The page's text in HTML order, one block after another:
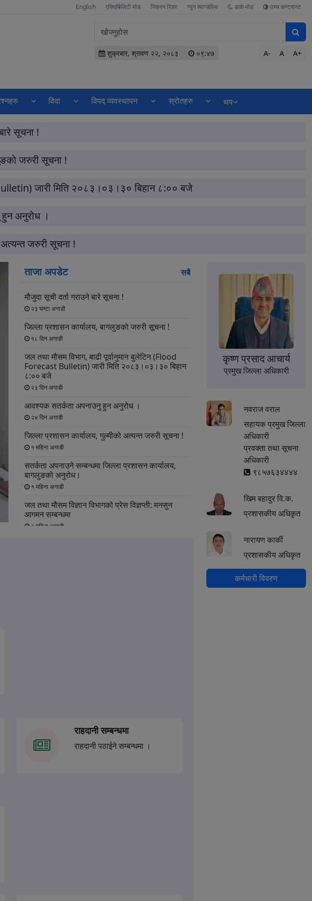
English एसिएबिलिटी मोड स्क्रिन रिडर न्यून व्यान्डविथ डार्क मोड उच्च कन्ट्रास्ट
वेबसाइटमा
सामग्री
खोज्नुहोस
शुक्रबार, श्रावण २२, २०८३ ०९:४७ A- A A+
विदा विपद् व्यवस्थापन स्रोतहरु थप
सूचना !
जरुरी सूचना !
जारी मिति २०८३।०३।३० बिहान ८:०० बजे
अनुरोध ।
अत्यन्त जरुरी सूचना !
ताजा अपडेट सबै
मौजुदा सूची दर्ता गराउने बारे सूचना !
२३ घण्टा अगाडी
जिल्ला प्रशासन कार्यालय, बागलुङको जरुरी सूचना !
१८ दिन अगाडी
जल तथा मौसम विभाग, बाढी पूर्वानुमान बुलेटिन (Flood
Forecast Bulletin) जारी मिति २०८३।०३।३० बिहान
८:०० बजे
२३ दिन अगाडी
आवश्यक सतर्कता अपनाउनु हुन अनुरोध ।
२४ दिन अगाडी
जिल्ला प्रशासन कार्यालय, गुल्मीको अत्यन्त जरुरी सूचना !
१ महिना अगाडी
सतर्कता अपनाउने सम्बन्धमा जिल्ला प्रशासन कार्यालय,
बागलुङको अनुरोध।
१ महिना अगाडी
जल तथा मौसम विज्ञान विभागको प्रेस विज्ञप्ती: मनसुन
आगमन सम्बन्धमा
१ महिना अगाडी
राहदानी सम्बन्धमा
राहदानी पठाईने सम्बन्धमा ।
कृष्ण प्रसाद आचार्य
प्रमुख जिल्ला अधिकारी
नवराज वराल
सहायक प्रमुख जिल्ला
अधिकारी
प्रवक्ता तथा सूचना
अधिकारी
९८५७६३४४४४
खिम बहादुर वि.क.
प्रशासकीय अधिकृत
नारायण कार्की
प्रशासकीय अधिकृत
कर्मचारी विवरण